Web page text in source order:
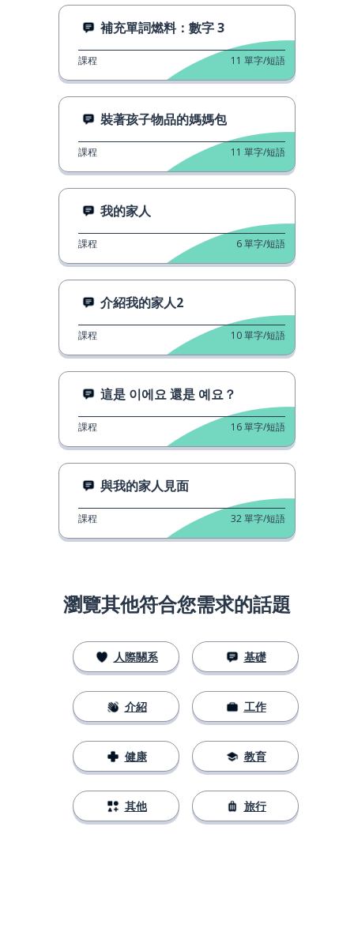
補充單詞燃料：數字 3
課程 11 單字/短語
裝著孩子物品的媽媽包
課程 11 單字/短語
我的家人
課程 6單字/短語
介紹我的家人2
課程 10單字/短語
這是 이에요 還是 예요？
課程 16單字/短語
與我的家人見面
課程 32單字/短語
瀏覽其他符合您需求的話題
人際關系
介紹
健康
其他
基礎
工作
教育
旅行